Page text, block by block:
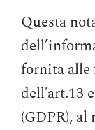
Questa
fornita alle
dell’art.13
(GDPR),